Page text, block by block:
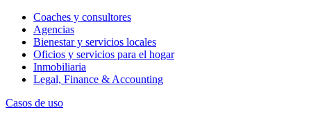
Coaches y consultores
Agencias
Bienestar y servicios locales
Oficios y servicios para el hogar
Inmobiliaria
Legal, Finance & Accounting
Casos de uso